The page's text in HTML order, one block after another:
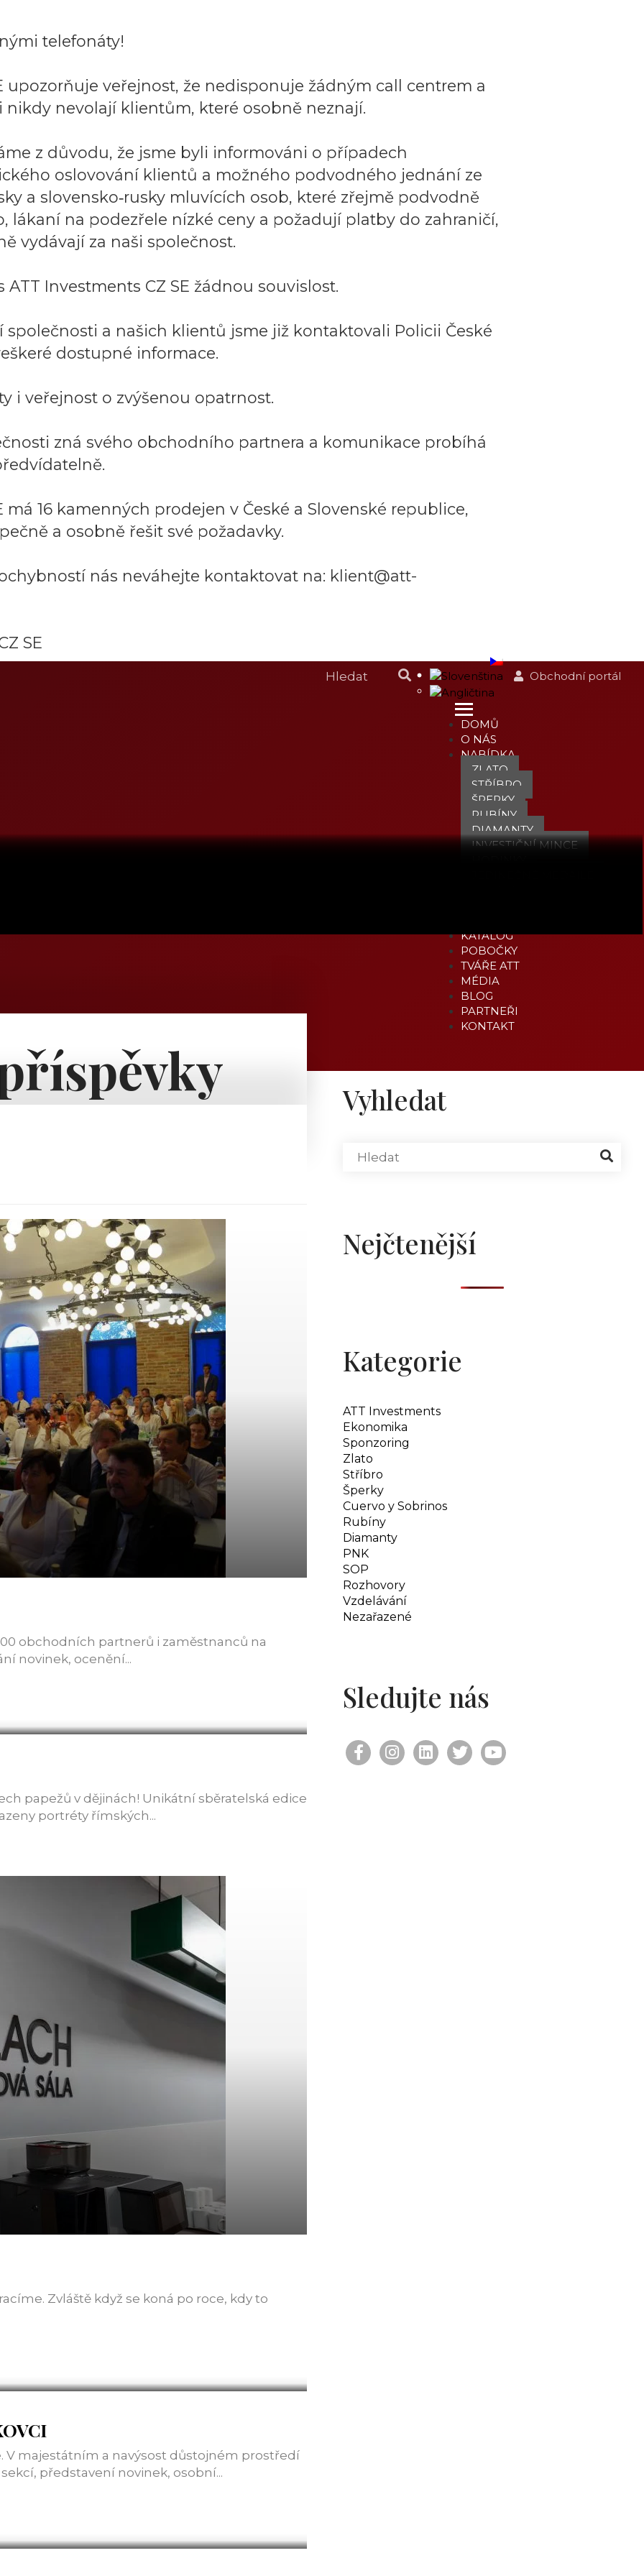
telefonáty!
upozorňuje veřejnost, že nedisponuje žádným call centrem a
nevolají klientům, které osobně neznají.
z důvodu, že jsme byli informováni o případech
oslovování klientů a možného podvodného jednání ze
a slovensko‑rusky mluvících osob, které zřejmě podvodně
lákaní na podezřele nízké ceny a požadují platby do zahraničí,
vydávají za naši společnost.
Investments CZ SE žádnou souvislost.
společnosti a našich klientů jsme již kontaktovali Policii České
dostupné informace.
i veřejnost o zvýšenou opatrnost.
zná svého obchodního partnera a komunikace probíhá
má 16 kamenných prodejen v České a Slovenské republice,
a osobně řešit své požadavky.
nás neváhejte kontaktovat na: klient@att-
SE
Obchodní portál
DOMŮ
O NÁS
NABÍDKA
ZLATO
STŘÍBRO
ŠPERKY
RUBÍNY
DIAMANTY
INVESTIČNÍ MINCE
KATALOG
POBOČKY
TVÁŘE ATT
MÉDIA
BLOG
PARTNEŘI
KONTAKT
obchodních partnerů i zaměstnanců na
novinek, ocenění...
papežů v dějinách! Unikátní sběratelská edice
portréty římských...
Zvláště když se koná po roce, kdy to
V majestátním a navýsost důstojném prostředí
představení novinek, osobní...
Vyhledat
Nejčtenější
Kategorie
ATT Investments
Ekonomika
Sponzoring
Zlato
Stříbro
Šperky
Cuervo y Sobrinos
Rubíny
Diamanty
PNK
SOP
Rozhovory
Vzdelávání
Nezařazené
Sledujte nás